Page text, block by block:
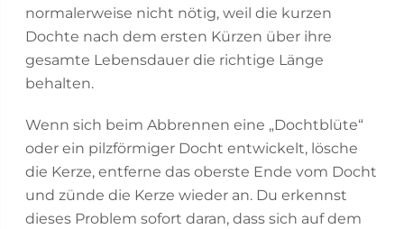
normalerweise nicht nötig, weil die kurzen
Dochte nach dem ersten Kürzen über ihre
gesamte Lebensdauer die richtige Länge
behalten.
Wenn sich beim Abbrennen eine „Dochtblüte“
oder ein pilzförmiger Docht entwickelt, lösche
die Kerze, entferne das oberste Ende vom Docht
und zünde die Kerze wieder an. Du erkennst
dieses Problem sofort daran, dass sich auf dem